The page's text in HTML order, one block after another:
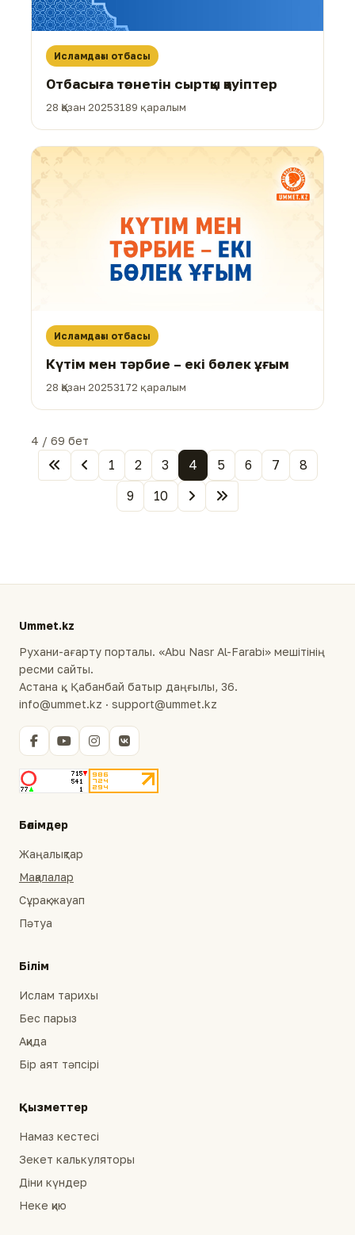
Исламдағы отбасы
Отбасыға төнетін сыртқы қауіптер
28 Қазан 20253189 қаралым
Исламдағы отбасы
Күтім мен тәрбие – екі бөлек ұғым
28 Қазан 20253172 қаралым
4 / 69 бет
1 2 3 4 5 6 7
8
9
10
Ummet.kz
Рухани-ағарту порталы. «Abu Nasr Al-Farabi» мешітінің
ресми сайты.
Астана қ., Қабанбай батыр даңғылы, 36.
info@ummet.kz · support@ummet.kz
Бөлімдер
Жаңалықтар
Мақалалар
Сұрақ-жауап
Пәтуа
Білім
Ислам тарихы
Бес парыз
Ақида
Бір аят тәпсірі
Қызметтер
Намаз кестесі
Зекет калькуляторы
Діни күндер
Неке қию